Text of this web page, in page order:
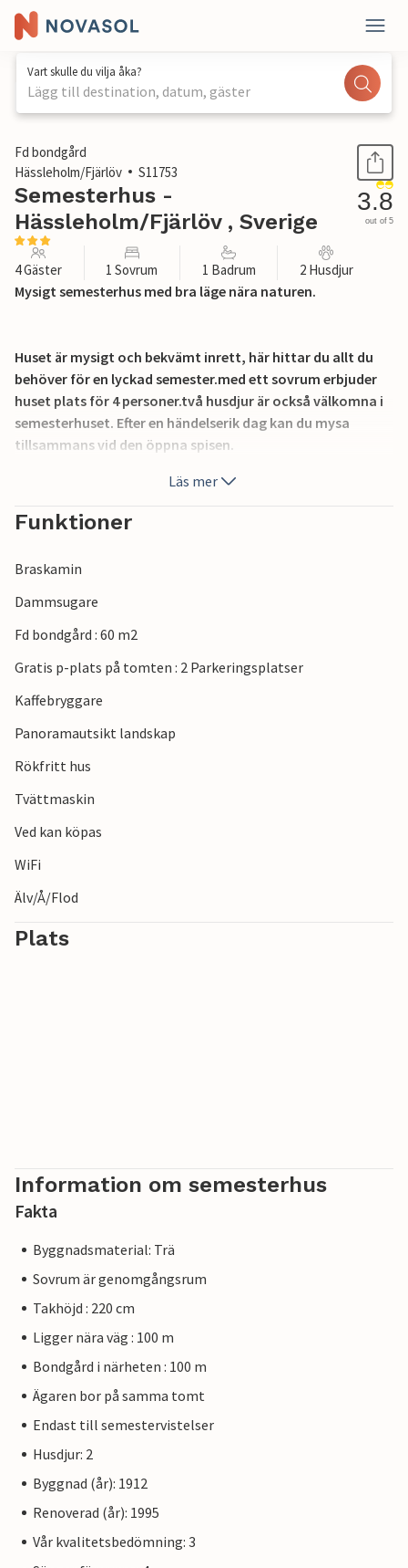
Vart skulle du vilja åka?
Lägg till destination, datum, gäster
1 / 16
Fd bondgård
Hässleholm/Fjärlöv
S11753
Semesterhus -
Hässleholm/Fjärlöv , Sverige
3.8
out of 5
4 Gäster 1 Sovrum 1 Badrum 2 Husdjur
Mysigt semesterhus med bra läge nära naturen.
Huset är mysigt och bekvämt inrett, här hittar du allt du
behöver för en lyckad semester.med ett sovrum erbjuder
huset plats för 4 personer.två husdjur är också välkomna i
semesterhuset. Efter en händelserik dag kan du mysa
tillsammans vid den öppna spisen.
Hästar och får betar vid huset.
vandringar och promenader. Du kan fiska i Almaån, där ett
fiskekort ingår under din vistelse.
Njut av din vistelse i detta inbjudande semesterhus.
Läs mer
Funktioner
Braskamin
Dammsugare
Fd bondgård : 60 m2
Gratis p-plats på tomten : 2 Parkeringsplatser
Kaffebryggare
Panoramautsikt landskap
Rökfritt hus
Tvättmaskin
Ved kan köpas
WiFi
Älv/Å/Flod
Plats
Information om semesterhus
Fakta
Byggnadsmaterial: Trä
Sovrum är genomgångsrum
Takhöjd : 220 cm
Ligger nära väg : 100 m
Bondgård i närheten : 100 m
Ägaren bor på samma tomt
Endast till semestervistelser
Husdjur: 2
Byggnad (år): 1912
Renoverad (år): 1995
Vår kvalitetsbedömning: 3